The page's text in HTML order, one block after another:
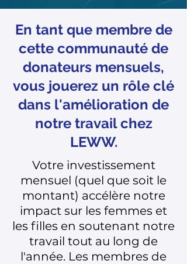
En tant que membre de
cette communauté de
donateurs mensuels,
vous jouerez un rôle clé
dans l'amélioration de
notre travail chez
LEWW.
Votre investissement
mensuel (quel que soit le
montant) accélère notre
impact sur les femmes et
les filles en soutenant notre
travail tout au long de
l'année. Les membres de